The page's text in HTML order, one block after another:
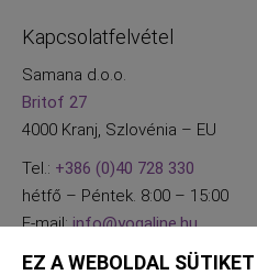
Kapcsolatfelvétel
Samana d.o.o.
Britof 27
4000 Kranj, Szlovénia – EU
Tel.: +386 (0)40 728 330
hétfő – Péntek. 8:00 – 15:00
E-mail:info@yogaline.hu
EZ A WEBOLDAL